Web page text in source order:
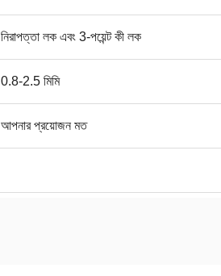
নিরাপত্তা লক এবং 3-পয়েন্ট কী লক
0.8-2.5 মিমি
আপনার প্রয়োজন মত